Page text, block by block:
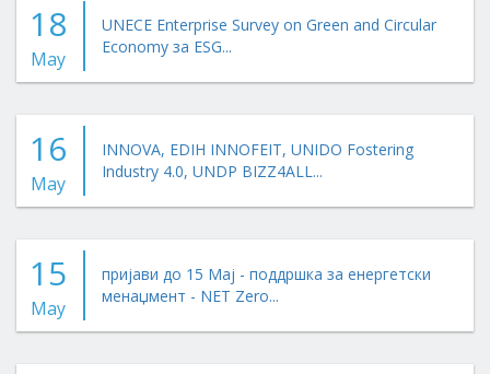
18
May
UNECE Enterprise Survey on Green and Circular
Economy за ESG...
16
May
INNOVA, EDIH INNOFEIT, UNIDO Fostering
Industry 4.0, UNDP BIZZ4ALL...
15
May
пријави до 15 Мај - поддршка за енергетски
менаџмент - NET Zero...